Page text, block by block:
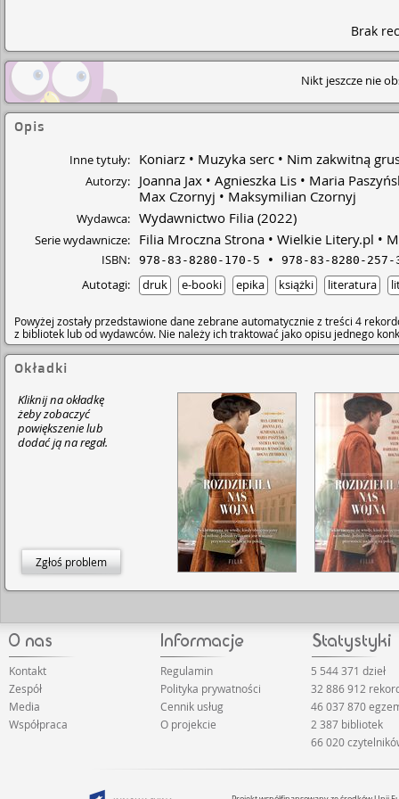
Brak
Nikt jeszcze nie
Opis
Inne tytuły: Koniarz Muzyka serc Nim zakwitną
Autorzy: Joanna Jax Agnieszka Lis
Maria
Max Czornyj
Maksymilian Czornyj
Wydawca: Wydawnictwo Filia (2022)
Serie wydawnicze: Filia Mroczna Strona Wielkie Litery.pl
ISBN: 978-83-8280-170-5 978-83-8280-257-
Autotagi: druk e-booki epika książki literatura
Powyżej zostały przedstawione dane zebrane automatycznie z treści 4
z bibliotek lub od wydawców. Nie należy ich traktować jako opisu jednego
Okładki
Kliknij na okładkę
żeby zobaczyć
powiększenie lub
dodać ją na regał.
Zgłoś problem
Kontakt
Zespół
Media
Współpraca
Regulamin
Polityka prywatności
Cennik usług
O projekcie
5 544 371 dzieł
32 886 912
46 037 870
2 387 bibliotek
66 020